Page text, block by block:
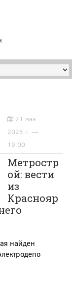
21 мая
2025 г. —
19:00
Метростр
ой: вести
из
Краснояр
найден